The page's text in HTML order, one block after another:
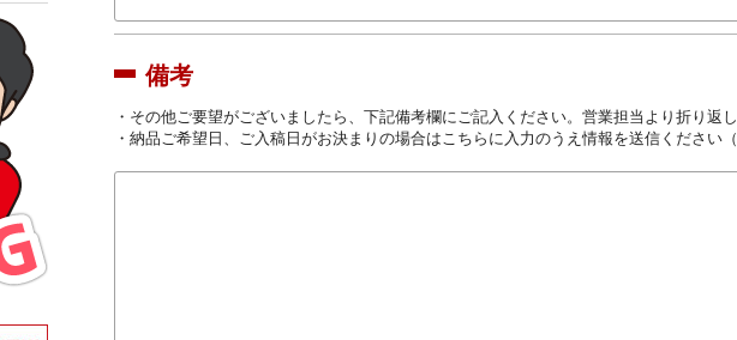
備考
・その他ご要望がございましたら、下記備考欄にご記入ください。営業担当より折り返
・納品ご希望日、ご入稿日がお決まりの場合はこちらに入力のうえ情報を送信ください